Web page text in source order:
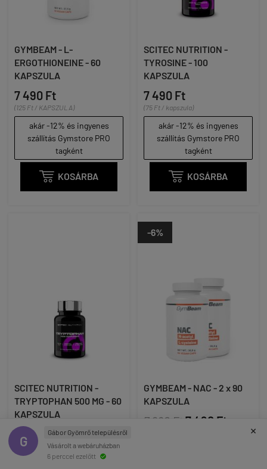
GYMBEAM - L-
ERGOTHIONEINE - 60
KAPSZULA
7 490 Ft
(125 Ft / KAPSZULA)
akár -12% és ingyenes
szállítás Gymstore PRO
tagként
 KOSÁRBA
SCITEC NUTRITION -
TYROSINE - 100
KAPSZULA
7 490 Ft
(75 Ft / kapszula)
akár -12% és ingyenes
szállítás Gymstore PRO
tagként
 KOSÁRBA
SCITEC NUTRITION -
TRYPTOPHAN 500 MG - 60
KAPSZULA
7 490 Ft
(125 Ft / kapszula)
-6%
GYMBEAM - NAC - 2 x 90
KAPSZULA
7 980 Ft 7 490 Ft
×
G
Gábor Gyömrő településről
Vásárolt a webáruházban
6 perccel ezelőtt
